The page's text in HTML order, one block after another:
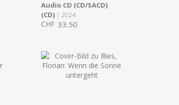
Audio CD (CD/SACD)
(CD) | 2024
CHF 33.50